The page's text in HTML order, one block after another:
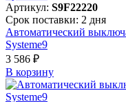
Артикул: S9F22220
Срок поставки: 2 дня
Автоматический
Systeme9
3 586 ₽
В корзинy